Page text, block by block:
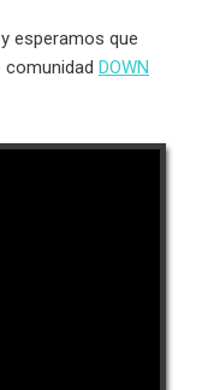
esperamos que
comunidad DOWN